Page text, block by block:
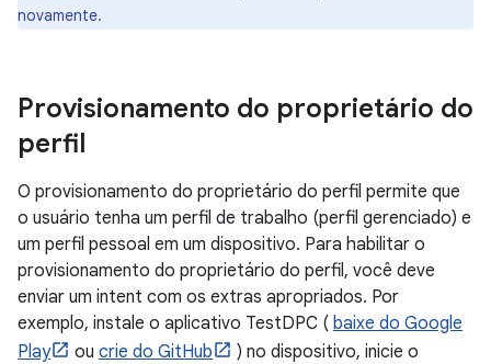
novamente.
Provisionamento do proprietário do
perfil
O provisionamento do proprietário do perfil permite que
o usuário tenha um perfil de trabalho (perfil gerenciado) e
um perfil pessoal em um dispositivo. Para habilitar o
provisionamento do proprietário do perfil, você deve
enviar um intent com os extras apropriados. Por
exemplo, instale o aplicativo TestDPC ( baixe do Google
Play
ou crie do GitHub
) no dispositivo, inicie o